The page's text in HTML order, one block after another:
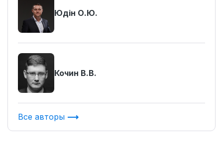
Юдін О.Ю.
Кочин В.В.
Все авторы